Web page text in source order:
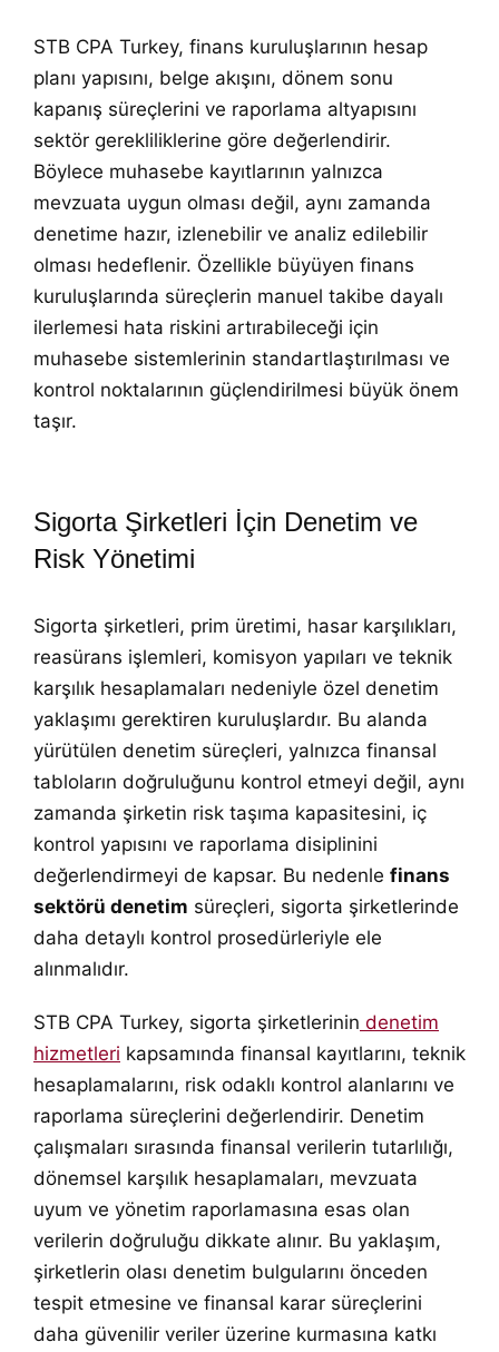
STB CPA Turkey, finans kuruluşlarının hesap
planı yapısını, belge akışını, dönem sonu
kapanış süreçlerini ve raporlama altyapısını
sektör gerekliliklerine göre değerlendirir.
Böylece muhasebe kayıtlarının yalnızca
mevzuata uygun olması değil, aynı zamanda
denetime hazır, izlenebilir ve analiz edilebilir
olması hedeflenir. Özellikle büyüyen finans
kuruluşlarında süreçlerin manuel takibe dayalı
ilerlemesi hata riskini artırabileceği için
muhasebe sistemlerinin standartlaştırılması ve
kontrol noktalarının güçlendirilmesi büyük önem
taşır.
Sigorta Şirketleri İçin Denetim ve
Risk Yönetimi
Sigorta şirketleri, prim üretimi, hasar karşılıkları,
reasürans işlemleri, komisyon yapıları ve teknik
karşılık hesaplamaları nedeniyle özel denetim
yaklaşımı gerektiren kuruluşlardır. Bu alanda
yürütülen denetim süreçleri, yalnızca finansal
tabloların doğruluğunu kontrol etmeyi değil, aynı
zamanda şirketin risk taşıma kapasitesini, iç
kontrol yapısını ve raporlama disiplinini
değerlendirmeyi de kapsar. Bu nedenle finans
sektörü denetim süreçleri, sigorta şirketlerinde
daha detaylı kontrol prosedürleriyle ele
alınmalıdır.
STB CPA Turkey, sigorta şirketlerinin denetim
hizmetleri kapsamında finansal kayıtlarını, teknik
hesaplamalarını, risk odaklı kontrol alanlarını ve
raporlama süreçlerini değerlendirir. Denetim
çalışmaları sırasında finansal verilerin tutarlılığı,
dönemsel karşılık hesaplamaları, mevzuata
uyum ve yönetim raporlamasına esas olan
verilerin doğruluğu dikkate alınır. Bu yaklaşım,
şirketlerin olası denetim bulgularını önceden
tespit etmesine ve finansal karar süreçlerini
daha güvenilir veriler üzerine kurmasına katkı